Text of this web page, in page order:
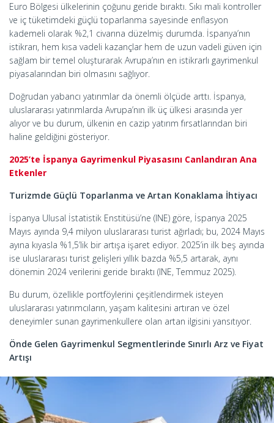
Euro Bölgesi ülkelerinin çoğunu geride bıraktı. Sıkı mali kontroller
ve iç tüketimdeki güçlü toparlanma sayesinde enflasyon
kademeli olarak %2,1 civarına düzelmiş durumda. İspanya’nın
istikrarı, hem kısa vadeli kazançlar hem de uzun vadeli güven için
sağlam bir temel oluşturarak Avrupa’nın en istikrarlı gayrimenkul
piyasalarından biri olmasını sağlıyor.
Doğrudan yabancı yatırımlar da önemli ölçüde arttı. İspanya,
uluslararası yatırımlarda Avrupa’nın ilk üç ülkesi arasında yer
alıyor ve bu durum, ülkenin en cazip yatırım fırsatlarından biri
haline geldiğini gösteriyor.
2025’te İspanya Gayrimenkul Piyasasını Canlandıran Ana
Etkenler
Turizmde Güçlü Toparlanma ve Artan Konaklama İhtiyacı
İspanya Ulusal İstatistik Enstitüsü’ne (INE) göre, İspanya 2025
Mayıs ayında 9,4 milyon uluslararası turist ağırladı; bu, 2024 Mayıs
ayına kıyasla %1,5’lik bir artışa işaret ediyor. 2025’in ilk beş ayında
ise uluslararası turist gelişleri yıllık bazda %5,5 artarak, aynı
dönemin 2024 verilerini geride bıraktı (INE, Temmuz 2025).
Bu durum, özellikle portföylerini çeşitlendirmek isteyen
uluslararası yatırımcıların, yaşam kalitesini artıran ve özel
deneyimler sunan gayrimenkullere olan artan ilgisini yansıtıyor.
Önde Gelen Gayrimenkul Segmentlerinde Sınırlı Arz ve Fiyat
Artışı